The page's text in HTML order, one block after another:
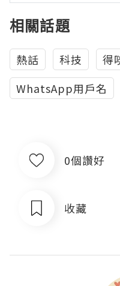
相關話題
熱話 科技 得
WhatsApp用戶名
0個讚好
收藏